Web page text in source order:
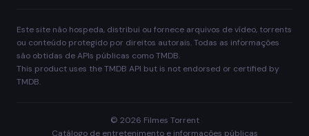
Este site não hospeda, distribui ou fornece arquivos de vídeo, torrents
ou conteúdo protegido por direitos autorais. Todas as informações
são obtidas de APIs públicas como TMDB.
This product uses the TMDB API but is not endorsed or certified by
TMDB.
© 2026 Filmes Torrent
Catálogo de entretenimento e informações públicas